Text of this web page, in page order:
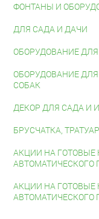
ФОНТАНЫ И
ДЛЯ САДА И ДАЧИ
ОБОРУДОВАНИЕ
ОБОРУДОВАНИЕ
СОБАК
ДЕКОР ДЛЯ САДА И
БРУСЧАТКА,
АКЦИИ НА
АВТОМАТИЧЕСКОГО
АКЦИИ НА
АВТОМАТИЧЕСКОГО